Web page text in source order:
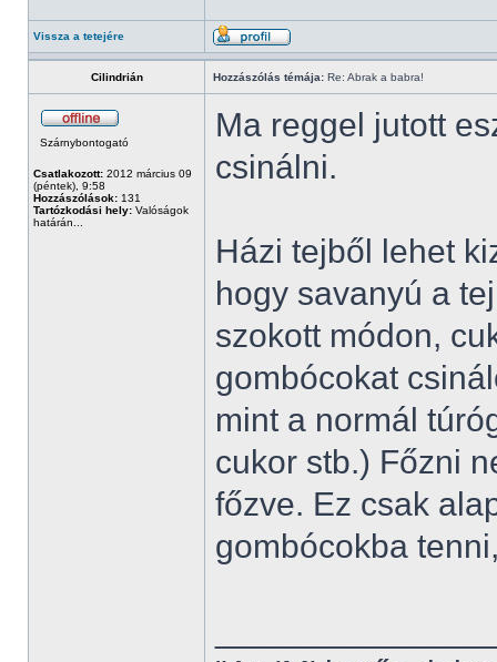
Vissza a tetejére
Cilindrián Hozzászólás témája: Re: Abrak a babra!
Szárnybontogató
Csatlakozott: 2012 március 09
(péntek), 9:58
Hozzászólások: 131
Tartózkodási hely: Valóságok
határán...
Ma reggel jutott
csinálni.
Házi tejből lehet
hogy savanyú a
szokott módon,
gombócokat
mint a normál
cukor stb.) Főzni
főzve. Ez csak
gombócokba